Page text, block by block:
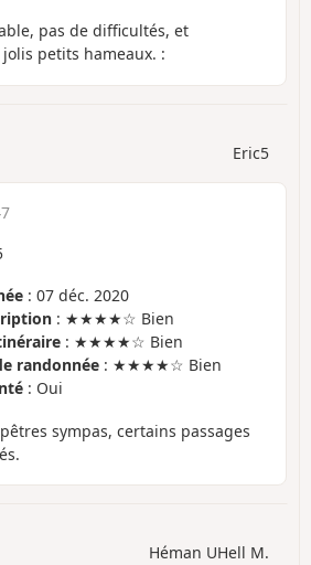
pas de difficultés, et
petits hameaux. :
Eric5
: 07 déc. 2020
: ★★★★☆ Bien
: ★★★★☆ Bien
randonnée : ★★★★☆ Bien
: Oui
sympas, certains passages
Héman UHell M.